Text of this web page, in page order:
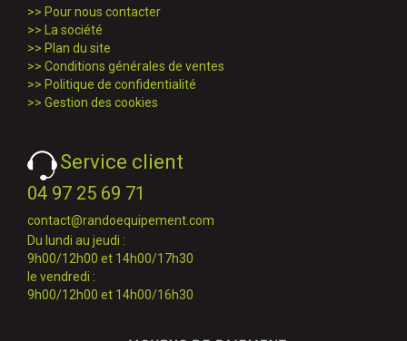
>> Pour nous contacter
>>
La société
>> Plan du site
>> Conditions générales de ventes
>> Politique de confidentialité
>> Gestion des cookies
Service client
04 97 25 69 71
contact@randoequipement.com
Du lundi au jeudi :
9h00/12h00 et 14h00/17h30
le vendredi :
9h00/12h00 et 14h00/16h30